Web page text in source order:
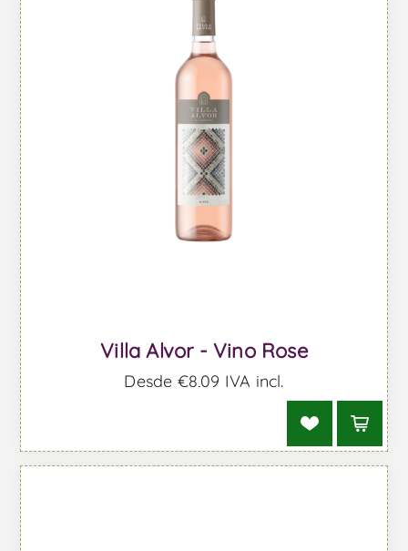
Villa Alvor - Vino Rose
Desde €8,09 IVA incl.